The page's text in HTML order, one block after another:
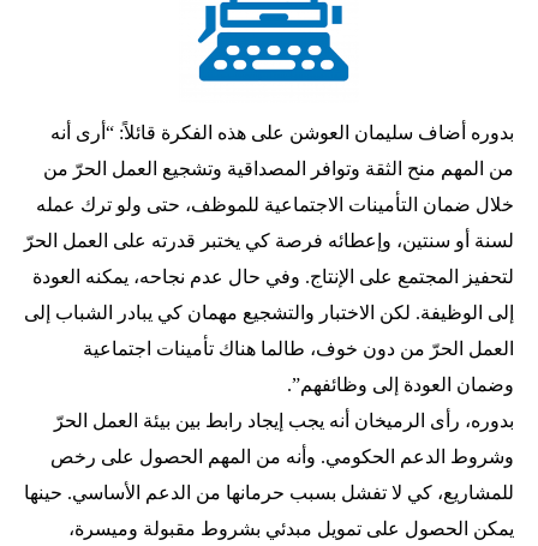
بدوره أضاف سليمان العوشن على هذه الفكرة قائلاً: “أرى أنه
من المهم منح الثقة وتوافر المصداقية وتشجيع العمل الحرّ من
خلال ضمان التأمينات الاجتماعية للموظف، حتى ولو ترك عمله
لسنة أو سنتين، وإعطائه فرصة كي يختبر قدرته على العمل الحرّ
لتحفيز المجتمع على الإنتاج. وفي حال عدم نجاحه، يمكنه العودة
إلى الوظيفة. لكن الاختبار والتشجيع مهمان كي يبادر الشباب إلى
العمل الحرّ من دون خوف، طالما هناك تأمينات اجتماعية
وضمان العودة إلى وظائفهم”.
بدوره، رأى الرميخان أنه يجب إيجاد رابط بين بيئة العمل الحرّ
وشروط الدعم الحكومي. وأنه من المهم الحصول على رخص
للمشاريع، كي لا تفشل بسبب حرمانها من الدعم الأساسي. حينها
يمكن الحصول على تمويل مبدئي بشروط مقبولة وميسرة،